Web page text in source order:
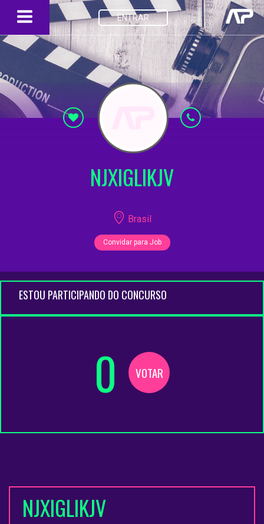
ENTRAR
NJXIGLIKJV
Brasil
Convidar para Job
ESTOU PARTICIPANDO DO CONCURSO
0 VOTAR
NJXIGLIKJV